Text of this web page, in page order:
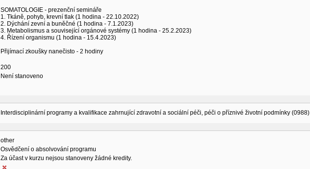
SOMATOLOGIE - prezenční semináře
1. Tkáně, pohyb, krevní tlak (1 hodina - 22.10.2022)
2. Dýchání zevní a buněčné (1 hodina - 7.1.2023)
3. Metabolismus a související orgánové systémy (1 hodina - 25.2.2023)
4. Řízení organismu (1 hodina - 15.4.2023)
Přijímací zkoušky nanečisto - 2 hodiny
200
Není stanoveno
Interdisciplinární programy a kvalifikace zahrnující zdravotní a sociální péči, péči o příznivé životní podmínky (0988)
other
Osvědčení o absolvování programu
Za účast v kurzu nejsou stanoveny žádné kredity.